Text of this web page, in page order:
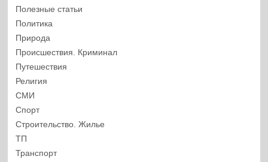
Полезные статьи
Политика
Природа
Происшествия. Криминал
Путешествия
Религия
СМИ
Спорт
Строительство. Жилье
ТП
Транспорт